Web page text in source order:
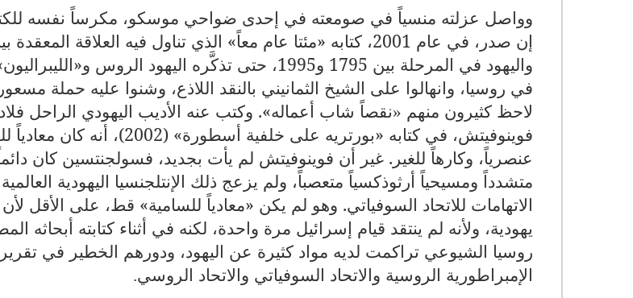
وواصل عزلته منسياً في صومعته في إحدى ضواحي موسكو، مكرساً نفسه
إن صدر، في عام 2001، كتابه «مئتا عام معاً» الذي تناول فيه العلاقة
واليهود في المرحلة بين 1795 و1995، حتى تذكَّره اليهود الروس
في روسيا، وانهالوا على الشيخ الثمانيني بالنقد اللاذع، وشنوا عليه حملة
لاحظ كثيرون منهم »نقصاً شاب أعماله». وكتب عنه الأديب اليهودي الراحل
فوينوفيتش، في كتابه «بورتريه على خلفية
عنصرياً، وكارهاً للغير. غير أن فوينوفيتش لم يأت بجديد، فسولجنتسين كان
متشدداً ومسيحياً أرثوذكسياً متعصباً، ولم يزعج ذلك الإنتلجنسيا اليهودية
الاتهامات للاتحاد السوفياتي. وهو لم يكن «معادياً للسامية» قط، على الأقل لأن
يهودية، ولأنه لم ينتقد قيام إسرائيل مرة واحدة، لكنه في أثناء كتابته أبحاثه
روسيا الشيوعي تراكمت لديه مواد كثيرة عن اليهود، ودورهم الخطير في تقرير
الإمبراطورية الروسية والاتحاد السوفياتي والاتحاد الروسي.